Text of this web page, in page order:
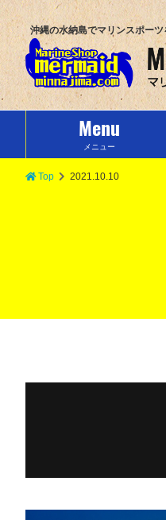
沖縄の水納島でマリンスポー
Menu
メニュー
Top 2021.10.10